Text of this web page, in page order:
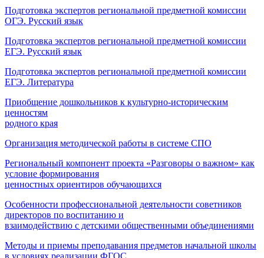
Подготовка экспертов региональной предметной комиссии
ОГЭ. Русский язык
Подготовка экспертов региональной предметной комиссии
ЕГЭ. Русский язык
Подготовка экспертов региональной предметной комиссии
ЕГЭ. Литература
Приобщение дошкольников к культурно-историческим
ценностям
родного края
Организация методической работы в системе СПО
Региональный компонент проекта «Разговоры о важном» как
условие формирования
ценностных ориентиров обучающихся
Особенности профессиональной деятельности советников
директоров по воспитанию и
взаимодействию с детскими общественными объединениями
Методы и приемы преподавания предметов начальной школы
в условиях реализации ФГОС